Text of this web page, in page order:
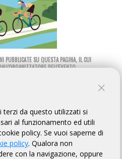
PUBBLICATE SU QUESTA PAGINA, IL CUI
DELL'EVENTO.
- GARGANO
PUNTI DI CONTROLLO
da questo utilizzati si
al funzionamento ed utili
policy. Se vuoi saperne di
policy. Qualora non
con la navigazione, oppure